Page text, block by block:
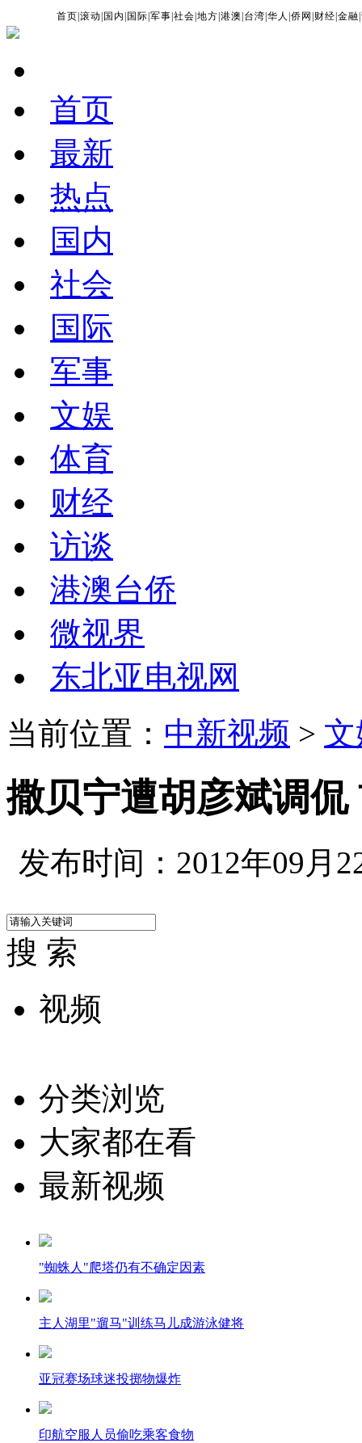
首页 |滚动 国内 国际 |军事 |社会 |地方 |港澳 台湾 |华人 |侨网 财经 |金融 |
首页
最新
热点
国内
社会
国际
军事
文娱
体育
财经
访谈
港澳台侨
微视界
东北亚电视网
当前位置： 中新视频 >
撒贝宁遭胡彦斌调
发布时间：2012年09月
搜 索
视频
分类浏览
大家都在看
最新视频
"蜘蛛人"爬塔仍有不确定因素
主人湖里"遛马"训练马儿成游泳健将
亚冠赛场球迷投掷物爆炸
印航空服人员偷吃乘客食物